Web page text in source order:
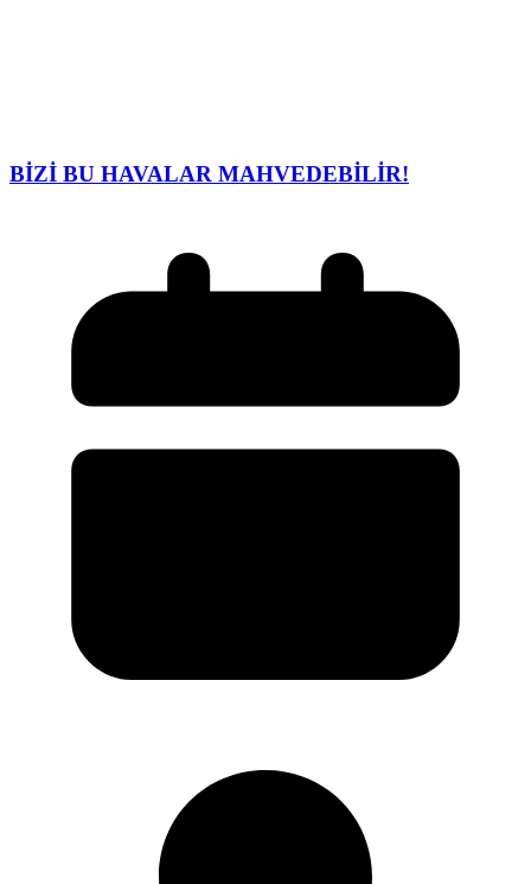
BİZİ BU HAVALAR MAHVEDEBİLİR!